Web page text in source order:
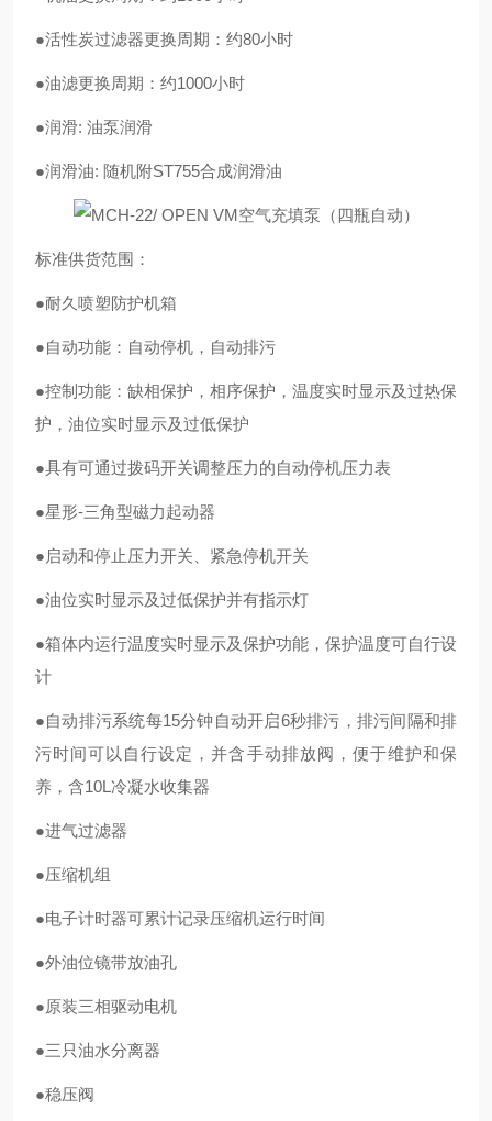
●活性炭过滤器更换周期：约80小时
●油滤更换周期：约1000小时
●润滑: 油泵润滑
●润滑油: 随机附ST755合成润滑油
标准供货范围：
●耐久喷塑防护机箱
●自动功能：自动停机，自动排污
●控制功能：缺相保护，相序保护，温度实时显示及过热保
护，油位实时显示及过低保护
●具有可通过拨码开关调整压力的自动停机压力表
●星形-三角型磁力起动器
●启动和停止压力开关、紧急停机开关
●油位实时显示及过低保护并有指示灯
●箱体内运行温度实时显示及保护功能，保护温度可自行设
计
●自动排污系统每15分钟自动开启6秒排污，排污间隔和排
污时间可以自行设定，并含手动排放阀，便于维护和保
养，含10L冷凝水收集器
●进气过滤器
●压缩机组
●电子计时器可累计记录压缩机运行时间
●外油位镜带放油孔
●原装三相驱动电机
●三只油水分离器
●稳压阀